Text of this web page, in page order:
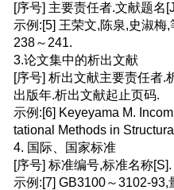
[序号] 主要责任者.文献题名
示例:[5] 王荣文,陈泉,史淑梅,
238～241.
3.论文集中的析出文献
[序号] 析出文献主要责任者.
出版年.析出文献起止页码.
示例:[6] Keyeyama M.
tational Methods in
4. 国际、国家标准
[序号] 标准编号,标准名称[S].
示例:[7] GB3100～3102-93,